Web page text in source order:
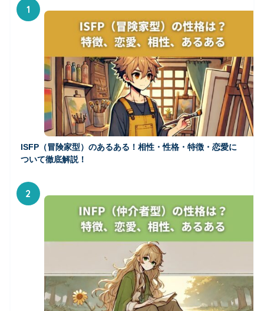
1
ISFP（冒険家型）のあるある！相性・性格・特徴・恋愛に
ついて徹底解説！
2